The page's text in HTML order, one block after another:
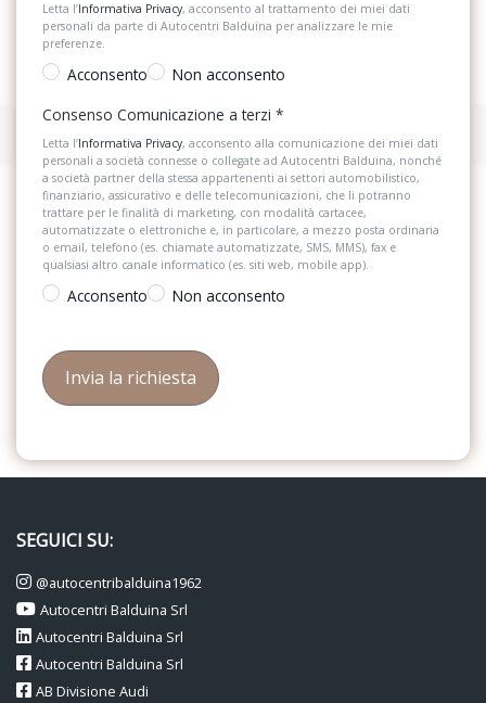
Letta l’Informativa Privacy, acconsento al trattamento dei miei dati
personali da parte di Autocentri Balduina per analizzare le mie
preferenze.
Acconsento
Non acconsento
Consenso Comunicazione a terzi *
Letta l’Informativa Privacy, acconsento alla comunicazione dei miei dati
personali a società connesse o collegate ad Autocentri Balduina, nonché
a società partner della stessa appartenenti ai settori automobilistico,
finanziario, assicurativo e delle telecomunicazioni, che li potranno
trattare per le finalità di marketing, con modalità cartacee,
automatizzate o elettroniche e, in particolare, a mezzo posta ordinaria
o email, telefono (es. chiamate automatizzate, SMS, MMS), fax e
qualsiasi altro canale informatico (es. siti web, mobile app).
Acconsento Non acconsento
SEGUICI SU:
@autocentribalduina1962
Autocentri Balduina Srl
Autocentri Balduina Srl
Autocentri Balduina Srl
AB Divisione Audi